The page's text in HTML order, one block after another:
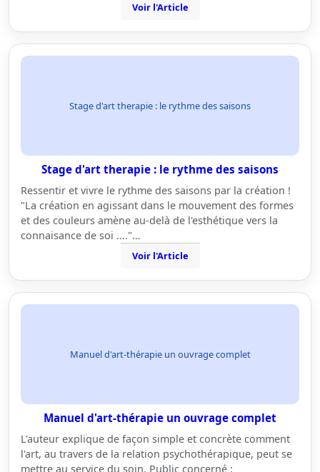
Voir l'Article
Stage d'art therapie : le rythme des saisons
Stage d'art therapie : le rythme des saisons
Ressentir et vivre le rythme des saisons par la création !
"La création en agissant dans le mouvement des formes
et des couleurs amène au-delà de l'esthétique vers la
connaisance de soi ...."…
Voir l'Article
Manuel d'art-thérapie un ouvrage complet
Manuel d'art-thérapie un ouvrage complet
L'auteur explique de façon simple et concrète comment
l'art, au travers de la relation psychothérapique, peut se
mettre au service du soin. Public concerné :